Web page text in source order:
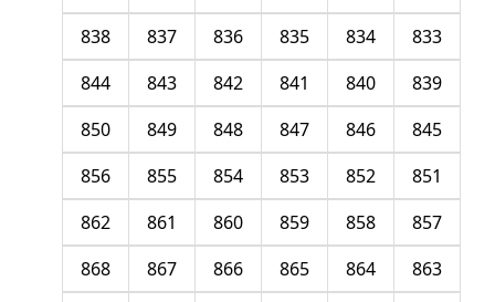
833
834
835
836
837
838
839
840
841
842
843
844
845
846
847
848
849
850
851
852
853
854
855
856
857
858
859
860
861
862
863
864
865
866
867
868